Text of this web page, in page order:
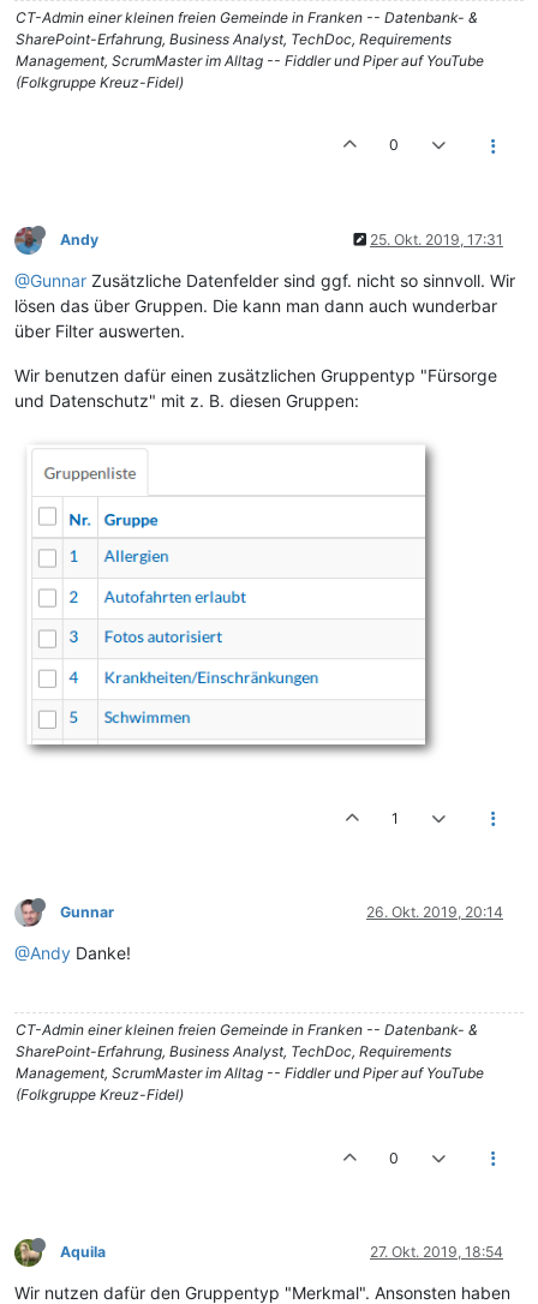
CT-Admin einer kleinen freien Gemeinde in Franken -- Datenbank- &
SharePoint-Erfahrung, Business Analyst, TechDoc, Requirements
Management, ScrumMaster im Alltag -- Fiddler und Piper auf YouTube
(Folkgruppe Kreuz-Fidel)
0
Andy 25. Okt. 2019, 17:31
@Gunnar Zusätzliche Datenfelder sind ggf. nicht so sinnvoll. Wir
lösen das über Gruppen. Die kann man dann auch wunderbar
über Filter auswerten.
Wir benutzen dafür einen zusätzlichen Gruppentyp "Fürsorge
und Datenschutz" mit z. B. diesen Gruppen:
1
Gunnar 26. Okt. 2019, 20:14
@Andy Danke!
CT-Admin einer kleinen freien Gemeinde in Franken -- Datenbank- &
SharePoint-Erfahrung, Business Analyst, TechDoc, Requirements
Management, ScrumMaster im Alltag -- Fiddler und Piper auf YouTube
(Folkgruppe Kreuz-Fidel)
0
Aquila 27. Okt. 2019, 18:54
Wir nutzen dafür den Gruppentyp "Merkmal". Ansonsten haben